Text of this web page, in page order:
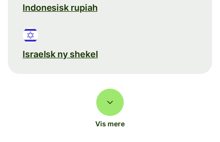
Indonesisk rupiah
Israelsk ny shekel
Vis mere